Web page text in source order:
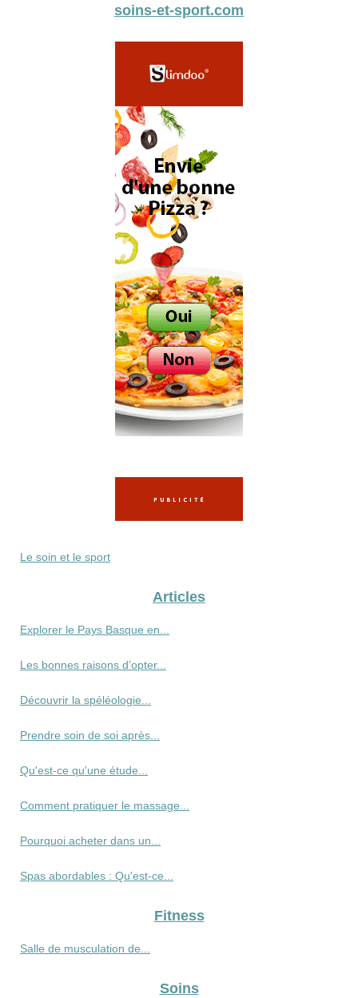
soins-et-sport.com
Le soin et le sport
Articles
Explorer le Pays Basque en...
Les bonnes raisons d’opter...
Découvrir la spéléologie...
Prendre soin de soi après...
Qu'est-ce qu'une étude...
Comment pratiquer le massage...
Pourquoi acheter dans un...
Spas abordables : Qu'est-ce...
Fitness
Salle de musculation de...
Soins